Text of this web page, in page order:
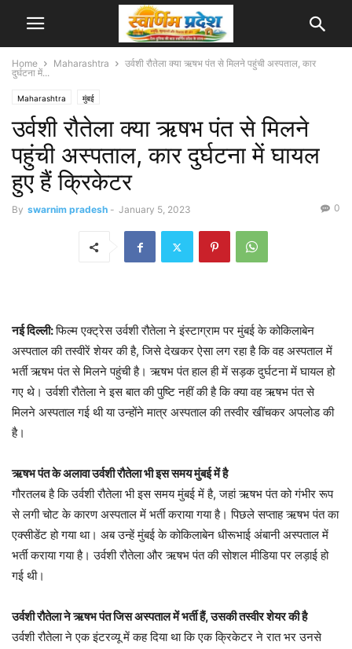
Home Maharashtra
उर्वशी रौतेला क्या ऋषभ पंत से मिलने पहुंची अस्पताल, कार
दुर्घटना में...
Maharashtra मुंबई
उर्वशी रौतेला क्या ऋषभ पंत से मिलने
पहुंची अस्पताल, कार दुर्घटना में घायल
हुए हैं क्रिकेटर
By swarnim pradesh - January 5, 2023 0
नई दिल्ली:फिल्म एक्ट्रेस उर्वशी रौतेला ने इंस्टाग्राम पर मुंबई के कोकिलाबेन
अस्पताल की तस्वीरें शेयर की है, जिसे देखकर ऐसा लग रहा है कि वह अस्पताल में
भर्ती ऋषभ पंत से मिलने पहुंची है। ऋषभ पंत हाल ही में सड़क दुर्घटना में घायल हो
गए थे। उर्वशी रौतेला ने इस बात की पुष्टि नहीं की है कि क्या वह ऋषभ पंत से
मिलने अस्पताल गई थी या उन्होंने मात्र अस्पताल की तस्वीर खींचकर अपलोड की
है।
ऋषभ पंत के अलावा उर्वशी रौतेला भी इस समय मुंबई में है
गौरतलब है कि उर्वशी रौतेला भी इस समय मुंबई में है, जहां ऋषभ पंत को गंभीर रूप
से लगी चोट के कारण अस्पताल में भर्ती कराया गया है। पिछले सप्ताह ऋषभ पंत का
एक्सीडेंट हो गया था। अब उन्हें मुंबई के कोकिलाबेन धीरूभाई अंबानी अस्पताल में
भर्ती कराया गया है। उर्वशी रौतेला और ऋषभ पंत की सोशल मीडिया पर लड़ाई हो
गई थी।
उर्वशी रौतेला ने ऋषभ पंत जिस अस्पताल में भर्ती हैं, उसकी तस्वीर शेयर की है
उर्वशी रौतेला ने एक इंटरव्यू में कह दिया था कि एक क्रिकेटर ने रात भर उनसे